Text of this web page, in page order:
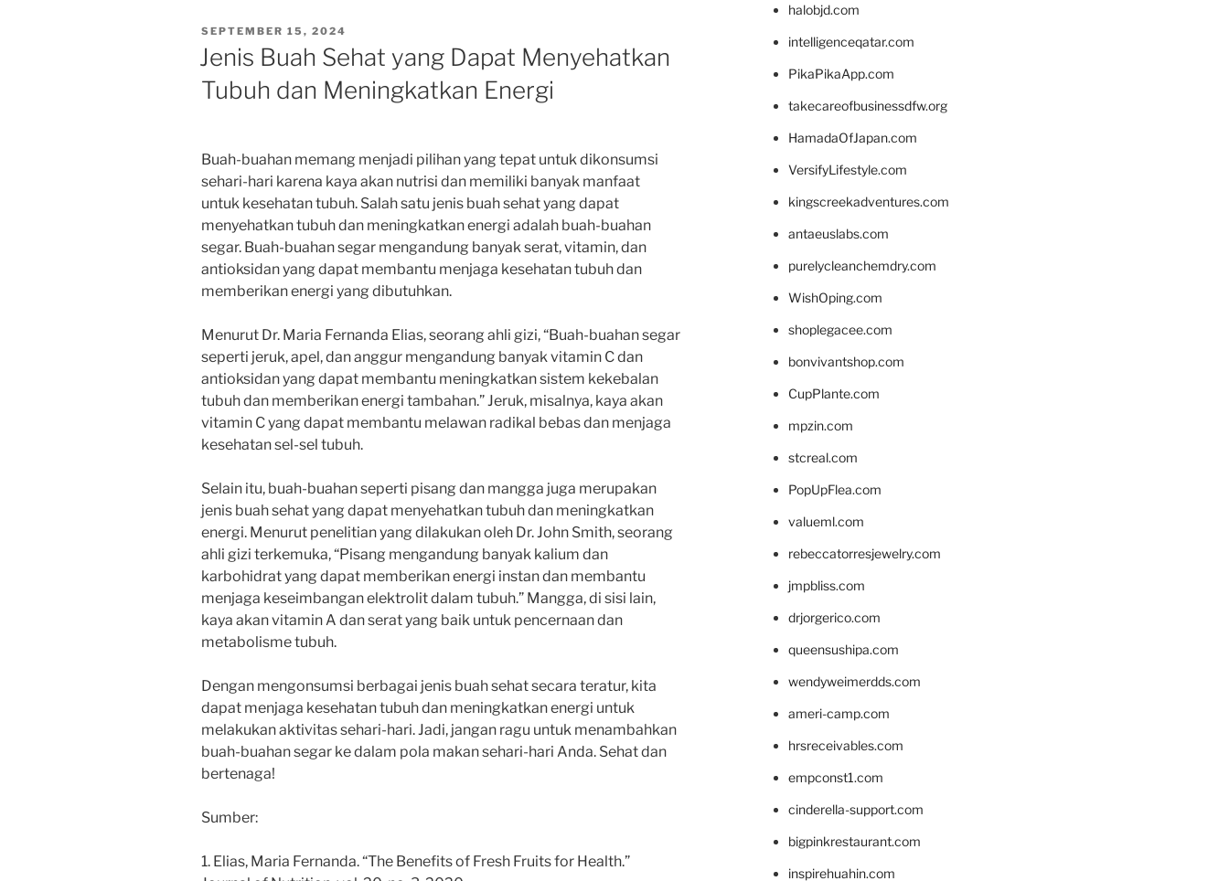
POSTED
ON
SEPTEMBER 15, 2024
Jenis Buah Sehat yang Dapat Menyehatkan
Tubuh dan Meningkatkan Energi
Buah-buahan memang menjadi pilihan yang tepat untuk dikonsumsi
sehari-hari karena kaya akan nutrisi dan memiliki banyak manfaat
untuk kesehatan tubuh. Salah satu jenis buah sehat yang dapat
menyehatkan tubuh dan meningkatkan energi adalah buah-buahan
segar. Buah-buahan segar mengandung banyak serat, vitamin, dan
antioksidan yang dapat membantu menjaga kesehatan tubuh dan
memberikan energi yang dibutuhkan.
Menurut Dr. Maria Fernanda Elias, seorang ahli gizi, “Buah-buahan segar
seperti jeruk, apel, dan anggur mengandung banyak vitamin C dan
antioksidan yang dapat membantu meningkatkan sistem kekebalan
tubuh dan memberikan energi tambahan.” Jeruk, misalnya, kaya akan
vitamin C yang dapat membantu melawan radikal bebas dan menjaga
kesehatan sel-sel tubuh.
Selain itu, buah-buahan seperti pisang dan mangga juga merupakan
jenis buah sehat yang dapat menyehatkan tubuh dan meningkatkan
energi. Menurut penelitian yang dilakukan oleh Dr. John Smith, seorang
ahli gizi terkemuka, “Pisang mengandung banyak kalium dan
karbohidrat yang dapat memberikan energi instan dan membantu
menjaga keseimbangan elektrolit dalam tubuh.” Mangga, di sisi lain,
kaya akan vitamin A dan serat yang baik untuk pencernaan dan
metabolisme tubuh.
Dengan mengonsumsi berbagai jenis buah sehat secara teratur, kita
dapat menjaga kesehatan tubuh dan meningkatkan energi untuk
melakukan aktivitas sehari-hari. Jadi, jangan ragu untuk menambahkan
buah-buahan segar ke dalam pola makan sehari-hari Anda. Sehat dan
bertenaga!
Sumber:
1. Elias, Maria Fernanda. “The Benefits of Fresh Fruits for Health.”
halobjd.com
intelligenceqatar.com
PikaPikaApp.com
takecareofbusinessdfw.org
HamadaOfJapan.com
VersifyLifestyle.com
kingscreekadventures.com
antaeuslabs.com
purelycleanchemdry.com
WishOping.com
shoplegacee.com
bonvivantshop.com
CupPlante.com
mpzin.com
stcreal.com
PopUpFlea.com
valueml.com
rebeccatorresjewelry.com
jmpbliss.com
drjorgerico.com
queensushipa.com
wendyweimerdds.com
ameri-camp.com
hrsreceivables.com
empconst1.com
cinderella-support.com
bigpinkrestaurant.com
inspirehuahin.com